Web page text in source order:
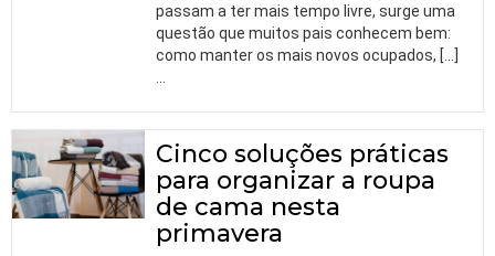
passam a ter mais tempo livre, surge uma
questão que muitos pais conhecem bem:
como manter os mais novos ocupados, […]
Cinco soluções práticas
para organizar a roupa
de cama nesta
primavera